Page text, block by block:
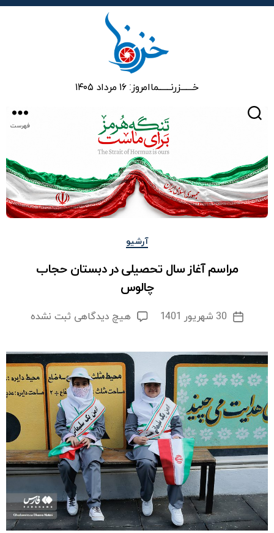
خـــــــزرنـــــــماامروز: ۱۶ مرداد ۱۴۰۵
فهرست
دسته‌هاآرشیو
مراسم آغاز سال تحصیلی در دبستان حجاب
چالوس
تاریخ
30 شهریور 1401 هیچ دیدگاهی برای
سال
تحصیلی
در
دبستان
حجاب
چالوس
ثبت نشده